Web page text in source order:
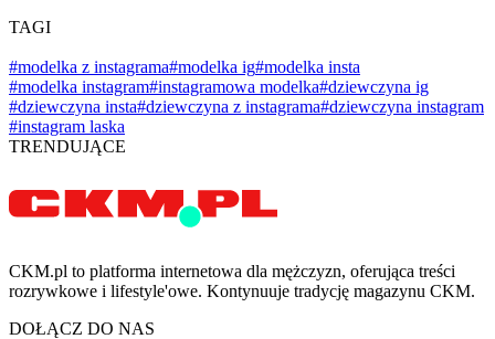
TAGI
#modelka z instagrama#modelka ig#modelka insta
#modelka instagram#instagramowa modelka#dziewczyna ig
#dziewczyna insta#dziewczyna z instagrama#dziewczyna instagram
#instagram laska
TRENDUJĄCE
CKM.pl to platforma internetowa dla mężczyzn, oferująca treści
rozrywkowe i lifestyle'owe. Kontynuuje tradycję magazynu CKM.
DOŁĄCZ DO NAS